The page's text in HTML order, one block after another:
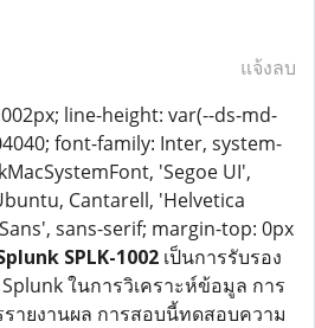
แจ้งลบ
line-height: var(--ds-md-
font-family: Inter, system-
'Segoe UI',
Cantarell, 'Helvetica
sans-serif; margin-top: 0px
SPLK-1002 เป็นการรับรอง
ในการวิเคราะห์ข้อมูล การ
ายงานผล การสอบนี้ทดสอบความ